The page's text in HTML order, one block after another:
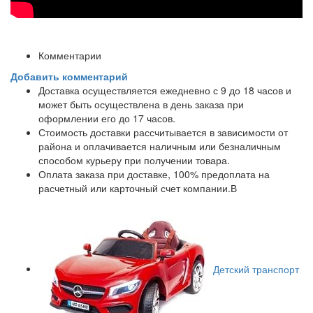
Комментарии
Добавить комментарий
Доставка осуществляется ежедневно с 9 до 18 часов и
может быть осуществлена в день заказа при
оформлении его до 17 часов.
Стоимость доставки рассчитывается в зависимости от
района и оплачивается наличным или безналичным
способом курьеру при получении товара.
Оплата заказа при доставке, 100% предоплата на
расчетный или карточный счет компании.В
Детский транспорт